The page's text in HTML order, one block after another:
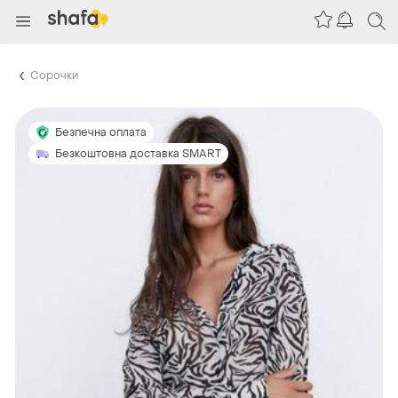
Сорочки
Безпечна оплата
Безкоштовна доставка SMART